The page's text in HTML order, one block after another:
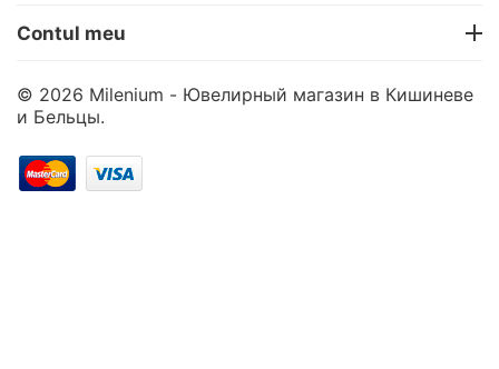
Contul meu
© 2026 Milenium - Ювелирный магазин в Кишиневе
и Бельцы.